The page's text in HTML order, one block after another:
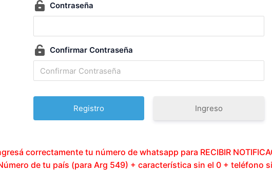
Contraseña
Confirmar Contraseña
Ingreso
correctamente tu número de whatsapp para RECIBIR
de tu país (para Arg 549) + característica sin el 0 + teléfono